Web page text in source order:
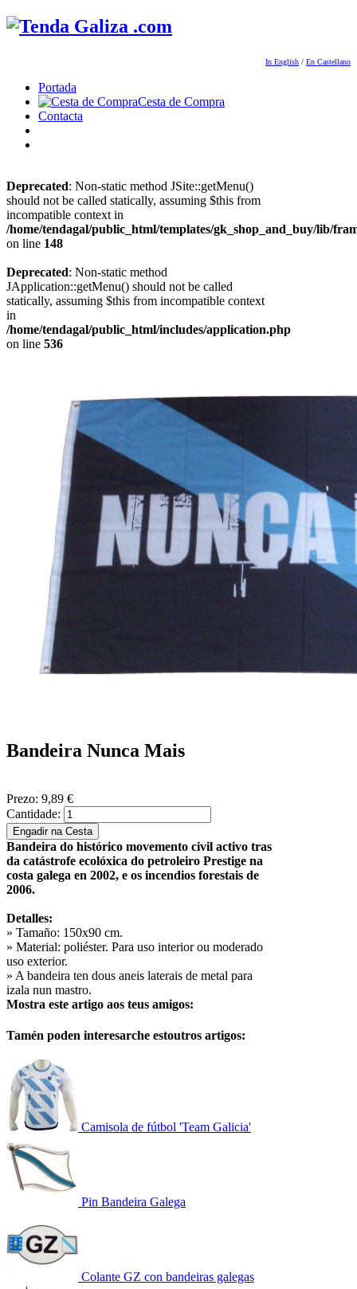
In English / En Castellano
Portada
Cesta de Compra
Contacta
Deprecated: Non-static method JSite::getMenu()
should not be called statically, assuming $this from
incompatible context in
/home/tendagal/public_html/templates/gk_shop_and_buy/lib/
on line 148
Deprecated: Non-static method
JApplication::getMenu() should not be called
statically, assuming $this from incompatible context
in
/home/tendagal/public_html/includes/application.php
on line 536
Bandeira Nunca Mais
Prezo: 9,89 €
Cantidade:
Bandeira do histórico movemento civil activo tras
da catástrofe ecolóxica do petroleiro Prestige na
costa galega en 2002, e os incendios forestais de
2006.
Detalles:
» Tamaño: 150x90 cm.
» Material: poliéster. Para uso interior ou moderado
uso exterior.
» A bandeira ten dous aneis laterais de metal para
izala nun mastro.
Mostra este artigo aos teus amigos:
Tamén poden interesarche estoutros artigos:
Camisola de fútbol 'Team Galicia'
Pin Bandeira Galega
Colante GZ con bandeiras galegas